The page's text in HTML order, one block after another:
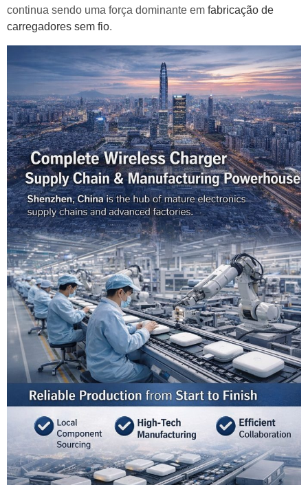
continua sendo uma força dominante em fabricação de
carregadores sem fio.